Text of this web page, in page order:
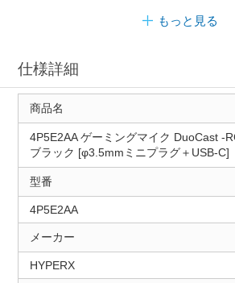
もっと見る
仕様詳細
商品名
4P5E2AA ゲーミングマイク DuoCast
ブラック [φ3.5mmミニプラグ＋USB-C]
型番
4P5E2AA
メーカー
HYPERX